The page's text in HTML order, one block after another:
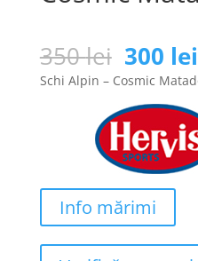
350lei Prețul
inițial
a
fost:
350
300 lei
Schi Alpin – Cosmic
Info mărimi